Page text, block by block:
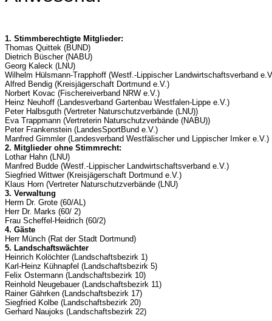
1. Stimmberechtigte Mitglieder:
Thomas Quittek (BUND)
Dietrich Büscher (NABU)
Georg Kaleck (LNU)
Wilhelm Hülsmann-Trapphoff (Westf.-Lippischer Landwirtschaftsverband
Alfred Bendig (Kreisjägerschaft Dortmund e.V.)
Norbert Kovac (Fischereiverband NRW e.V.)
Heinz Neuhoff (Landesverband Gartenbau Westfalen-Lippe e.V.)
Peter Halbsguth (Vertreter Naturschutzverbände (LNU))
Eva Trappmann (Vertreterin Naturschutzverbände (NABU))
Peter Frankenstein (LandesSportBund e.V.)
Manfred Gimmler (Landesverband Westfälischer und Lippischer Imker e.V.)
2. Mitglieder ohne Stimmrecht:
Lothar Hahn (LNU)
Manfred Budde (Westf.-Lippischer Landwirtschaftsverband e.V.)
Siegfried Wittwer (Kreisjägerschaft Dortmund e.V.)
Klaus Horn (Vertreter Naturschutzverbände (LNU)
3. Verwaltung
Herrn Dr. Grote (60/AL)
Herr Dr. Marks (60/ 2)
Frau Scheffel-Heidrich (60/2)
4. Gäste
Herr Münch (Rat der Stadt Dortmund)
5. Landschaftswächter
Heinrich Kolöchter (Landschaftsbezirk 1)
Karl-Heinz Kühnapfel (Landschaftsbezirk 5)
Felix Ostermann (Landschaftsbezirk 10)
Reinhold Neugebauer (Landschaftsbezirk 11)
Rainer Gährken (Landschaftsbezirk 17)
Siegfried Kolbe (Landschaftsbezirk 20)
Gerhard Naujoks (Landschaftsbezirk 22)